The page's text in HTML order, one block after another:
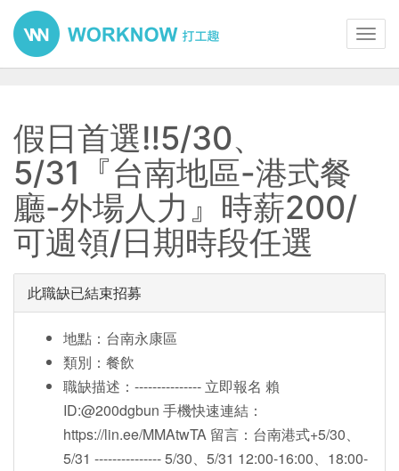
假日首選‼️5/30、
5/31『台南地區-港式餐
廳-外場人力』時薪200/
可週領/日期時段任選
此職缺已結束招募
地點：台南永康區
類別：餐飲
職缺描述：--------------- 立即報名 賴
ID:@200dgbun 手機快速連結：
https://lin.ee/MMAtwTA 留言：台南港式+5/30、
5/31 --------------- 5/30、5/31 12:00-16:00、18:00-